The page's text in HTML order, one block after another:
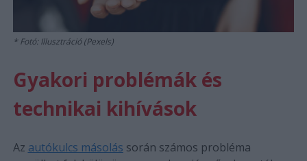
Fotó: Illusztráció (Pexels)
Gyakori problémák és
technikai kihívások
Az autókulcs másolás során számos probléma